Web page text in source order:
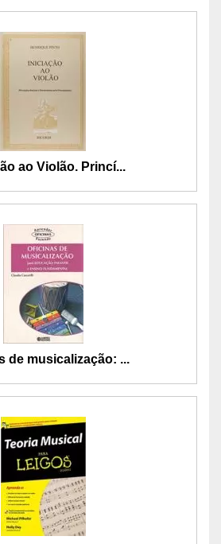
ao Violão. Princí...
de musicalização: ...